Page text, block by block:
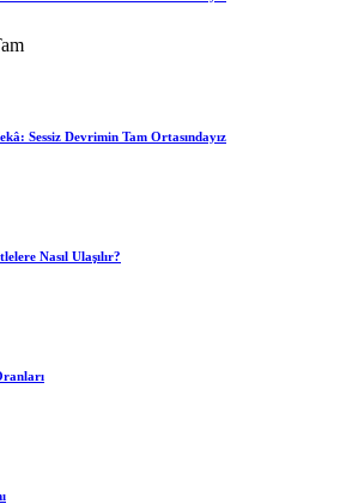
Sessiz Devrimin Tam Ortasındayız
Nasıl Ulaşılır?